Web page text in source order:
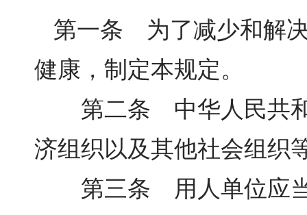
第一条 为了减少和解
健康，制定本规定。
第二条 中华人民共和
济组织以及其他社会组织
第三条 用人单位应当